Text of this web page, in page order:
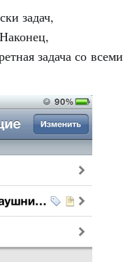
задач,
задача со всеми